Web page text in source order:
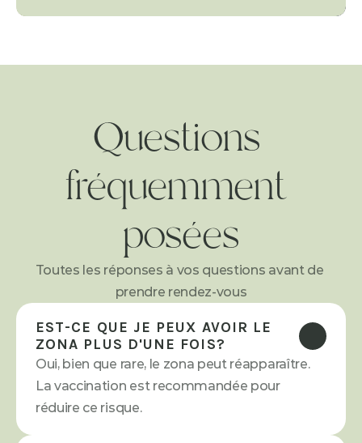
Questions
fréquemment
posées
Toutes les réponses à vos questions avant de
prendre rendez-vous
EST-CE QUE JE PEUX AVOIR LE
ZONA PLUS D'UNE FOIS?
Oui, bien que rare, le zona peut réapparaître.
La vaccination est recommandée pour
réduire ce risque.